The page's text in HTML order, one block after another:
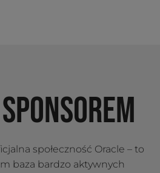
społeczność Oracle – to
baza bardzo aktywnych